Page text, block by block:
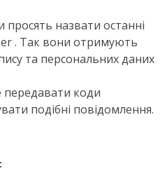
просять назвати останні
. Так вони отримують
та персональних даних
передавати коди
подібні повідомлення.